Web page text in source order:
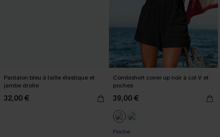
Pantalon bleu à taille élastique et
jambe droite
32,00 €
Combishort cover up noir à col V et
poches
39,00 €
Poche